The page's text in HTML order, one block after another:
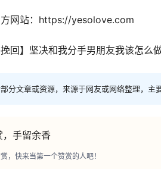
持冷静，通过剖析找到核心困局。
的困局都是不可能一样的，所有咨询
方网站：https://yesolove.com